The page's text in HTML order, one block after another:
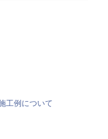
工例について